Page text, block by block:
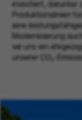
investiert,
Produktionslinien
eine
Modernisierung
wir uns ein
unserer CO₂-